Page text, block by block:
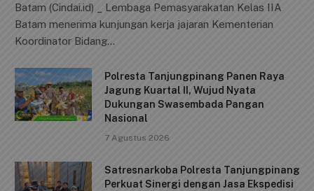
c
e
b
o
o
k
ai
l
at
s
p
p
p
n
k
ar
Batam (Cindai.id) _ Lembaga Pemasyarakatan Kelas IIA
Batam menerima kunjungan kerja jajaran Kementerian
Koordinator Bidang…
Polresta Tanjungpinang Panen Raya
Jagung Kuartal II, Wujud Nyata
Dukungan Swasembada Pangan
Nasional
7 Agustus 2026
Satresnarkoba Polresta Tanjungpinang
Perkuat Sinergi dengan Jasa Ekspedisi